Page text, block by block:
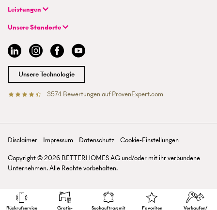
info@betterhomes.ch
FAQ | Immobilienmakler/-in werden
Unternehmen
Hybrides Maklermodell
BETTERHOMES-Erfahrungen
Jobs
Standorte
Presse
Leistungen
Immobilie suchen
Immobilie bewerten
Immobilien-Ratgeber
Immobilienmakler/-in werden
Unsere Standorte
Aargau
Basel
Chur
Lausanne
Luzern
St. Gallen
Zürichsee
Unsere Technologie
3574Bewertungen auf ProvenExpert.com
Disclaimer Impressum Datenschutz
Cookie-Einstellungen
Copyright ©2026 BETTERHOMES AG und/oder mit ihr verbundene
Unternehmen. Alle Rechte vorbehalten.
Rückruf­service Gratis- Suchauftrag mit Favoriten Verkaufen/